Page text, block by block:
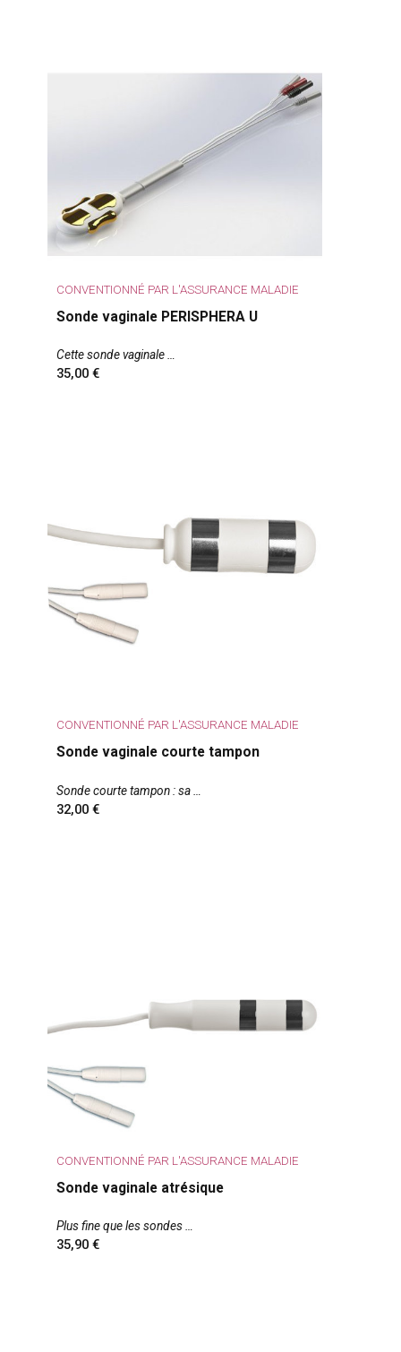
CONVENTIONNÉ PAR L'ASSURANCE MALADIE
Sonde vaginale PERISPHERA U
Cette sonde vaginale
35,00
CONVENTIONNÉ PAR L'ASSURANCE MALADIE
Sonde vaginale courte tampon
Sonde courte tampon : sa
32,00
CONVENTIONNÉ PAR L'ASSURANCE MALADIE
Sonde vaginale atrésique
Plus fine que les sondes
35,90